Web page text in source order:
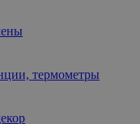
термометры